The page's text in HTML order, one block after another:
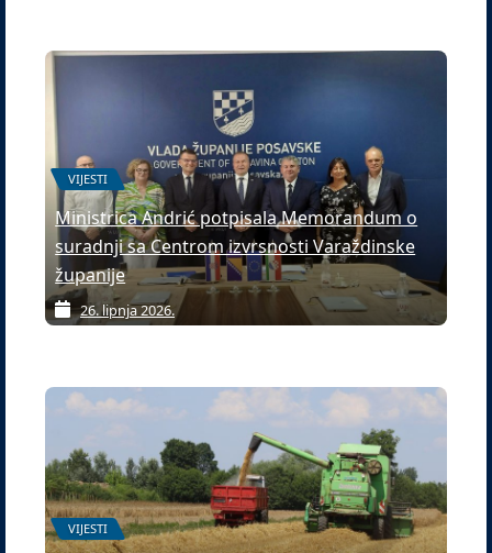
VIJESTI
Ministrica Andrić potpisala Memorandum o
suradnji sa Centrom izvrsnosti Varaždinske
županije
26. lipnja 2026.
VIJESTI